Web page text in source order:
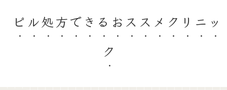
ピル処方できるおススメクリニッ
ク